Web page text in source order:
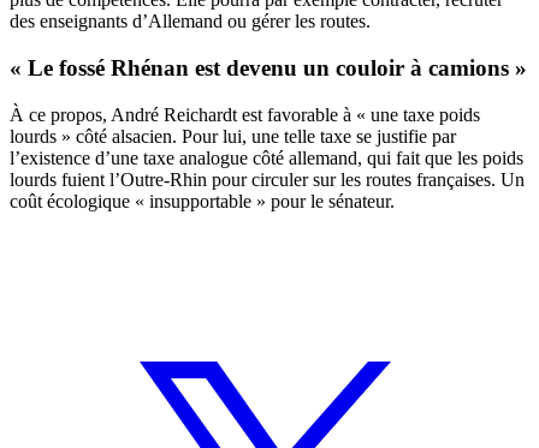
des enseignants d’Allemand ou gérer les routes.
« Le fossé Rhénan est devenu un couloir à camions »
À ce propos, André Reichardt est favorable à « une taxe poids
lourds » côté alsacien. Pour lui, une telle taxe se justifie par
l’existence d’une taxe analogue côté allemand, qui fait que les poids
lourds fuient l’Outre-Rhin pour circuler sur les routes françaises. Un
coût écologique « insupportable » pour le sénateur.